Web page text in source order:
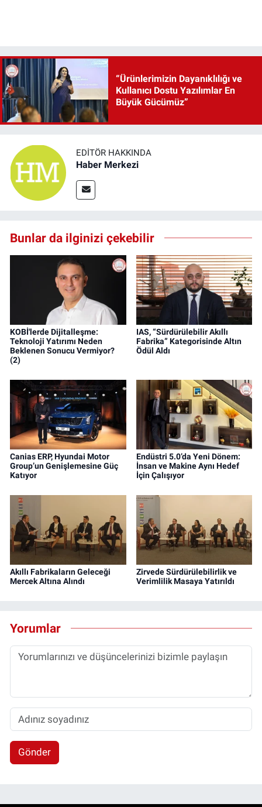
“Ürünlerimizin Dayanıklılığı ve
Kullanıcı Dostu Yazılımlar En
Büyük Gücümüz”
EDITÖR HAKKINDA
Haber Merkezi
Bunlar da ilginizi çekebilir
KOBİ'lerde Dijitalleşme:
Teknoloji Yatırımı Neden
Beklenen Sonucu Vermiyor?
(2)
IAS, “Sürdürülebilir Akıllı
Fabrika” Kategorisinde Altın
Ödül Aldı
Canias ERP, Hyundai Motor
Group’un Genişlemesine Güç
Katıyor
Endüstri 5.0’da Yeni Dönem:
İnsan ve Makine Aynı Hedef
İçin Çalışıyor
Akıllı Fabrikaların Geleceği
Mercek Altına Alındı
Zirvede Sürdürülebilirlik ve
Verimlilik Masaya Yatırıldı
Yorumlar
Gönder